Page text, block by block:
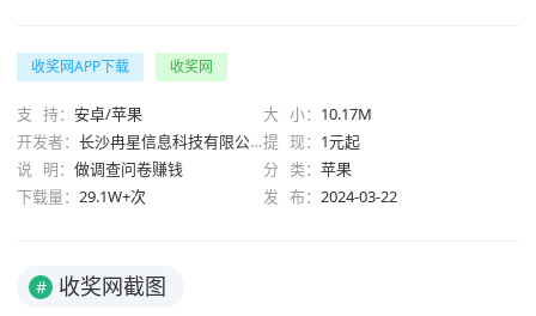
即可获得收奖网的积分奖励。积分...
收奖网APP下载 收奖网
支 持： 安卓/苹果 大 小： 10.17M
开发者： 长沙冉星信息科技有限公司 提 现： 1元起
说 明： 做调查问卷赚钱 分 类： 苹果
下载量： 29.1W+次 发 布： 2024-03-22
# 收奖网截图